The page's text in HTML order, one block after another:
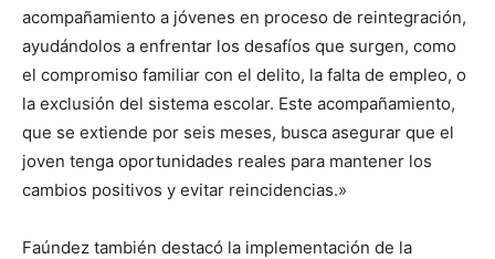
acompañamiento a jóvenes en proceso de reintegración,
ayudándolos a enfrentar los desafíos que surgen, como
el compromiso familiar con el delito, la falta de empleo, o
la exclusión del sistema escolar. Este acompañamiento,
que se extiende por seis meses, busca asegurar que el
joven tenga oportunidades reales para mantener los
cambios positivos y evitar reincidencias.»
Faúndez también destacó la implementación de la